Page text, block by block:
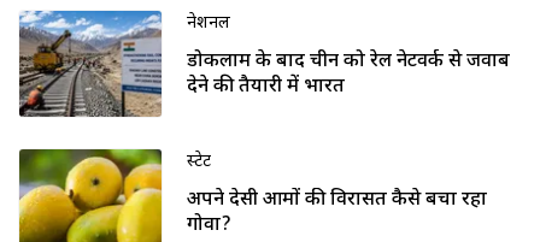
नेशनल
डोकलाम के बाद चीन को रेल नेटवर्क से जवाब
देने की तैयारी में भारत
स्टेट
अपने देसी आमों की विरासत कैसे बचा रहा
गोवा?